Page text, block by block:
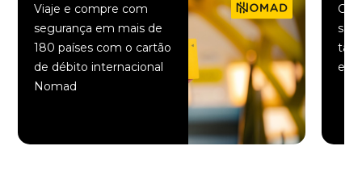
Viaje e compre com
segurança em mais de
180 países com o cartão
de débito internacional
Nomad